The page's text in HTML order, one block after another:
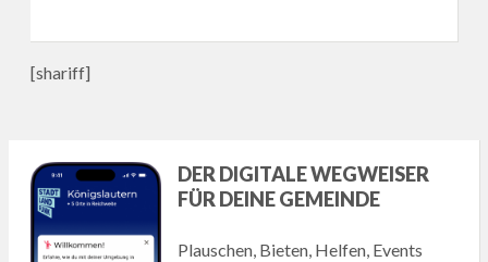
[shariff]
DER DIGITALE WEGWEISER
FÜR DEINE GEMEINDE
Plauschen, Bieten, Helfen, Events